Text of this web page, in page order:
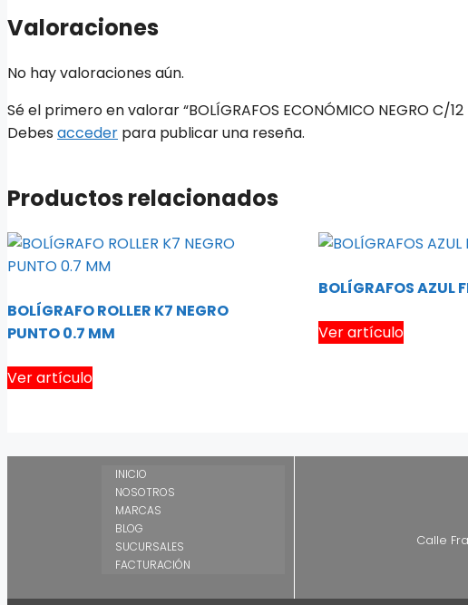
Valoraciones
No hay valoraciones aún.
Sé el primero en valorar “BOLÍGRAFOS ECONÓMICO NEGRO C/12
Debes acceder para publicar una reseña.
Productos relacionados
BOLÍGRAFO ROLLER K7 NEGRO
PUNTO 0.7 MM
Ver artículo
BOLÍGRAFOS AZUL
Ver artículo
INICIO
NOSOTROS
MARCAS
BLOG
SUCURSALES
FACTURACIÓN
Calle